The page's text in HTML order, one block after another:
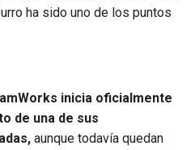
ha sido uno de los puntos
inicia oficialmente
de una de sus
aunque todavía quedan